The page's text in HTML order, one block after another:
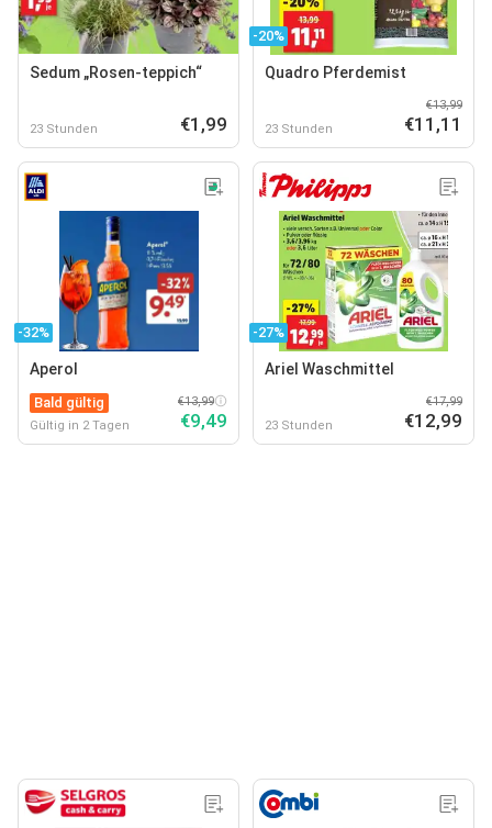
Sedum „Rosen-teppich“
23 Stunden €1,99
-20%
Quadro Pferdemist
23 Stunden
€13,99
€11,11
-32%
Aperol
Bald gültig
Gültig in 2 Tagen
€13,99
€9,49
-27%
Ariel Waschmittel
23 Stunden
€17,99
€12,99